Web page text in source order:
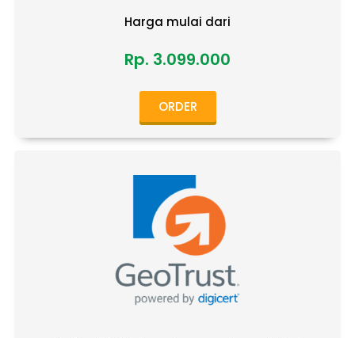
Harga mulai dari
Rp. 3.099.000
ORDER